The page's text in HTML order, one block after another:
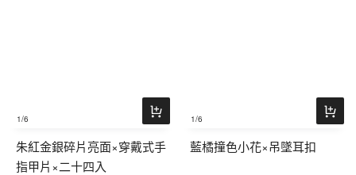
1/6
朱紅金銀碎片亮面×穿戴式手
指甲片×二十四入
1/6
藍橘撞色小花×吊墜耳扣